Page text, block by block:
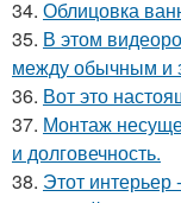
34. Облицовка
35. В этом
между обычным и
36. Вот это
37. Монтаж
и долговечность.
38. Этот